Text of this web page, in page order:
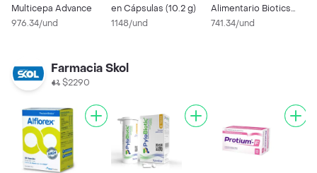
Multicepa Advance
976.34/und
en Cápsulas (10.2 g)
1148/und
Alimentario Biotics
Flora
741.34/und
Farmacia Skol
$2290